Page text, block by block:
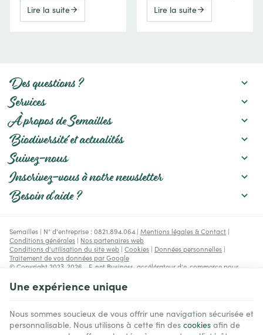
de froid ralentit la
croissance, tandis que les
permet de mieux
interpréter les réactions de
vos plants et d’adapter
votre conduite au fil de la
saison.
Lire la suite
parfois l'amertume ou la
montée en graines, mais
Lire la suite
Des questions ?
Services
À propos de Semailles
Biodiversité et actualités
Suivez-nous
Inscrivez-vous à notre newsletter
Besoin d'aide ?
Semailles | N° d'entreprise : 0821.894.064 | Mentions légales & Contact |
Conditions générales | Nos partenaires web
Conditions d'utilisation du site web | Cookies | Données personnelles |
Traitement de vos données par Google
© Copyright 2023-2026 - E-net Business , accélérateur d'e-commerce pour
Une expérience unique
Nous sommes soucieux de vous offrir une navigation sécurisée et
personnalisable. Nous utilisons à cette fin des cookies afin de